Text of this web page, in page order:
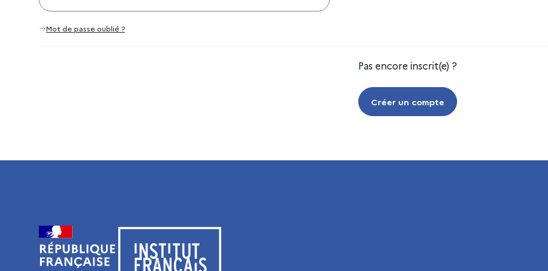
Mot de passe oublié ?
Pas encore inscrit(e) ?
Créer un compte
Visiter le site de l’Institut français